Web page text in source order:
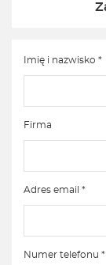
Imię i nazwisko *
Firma
Adres email *
Numer telefonu *